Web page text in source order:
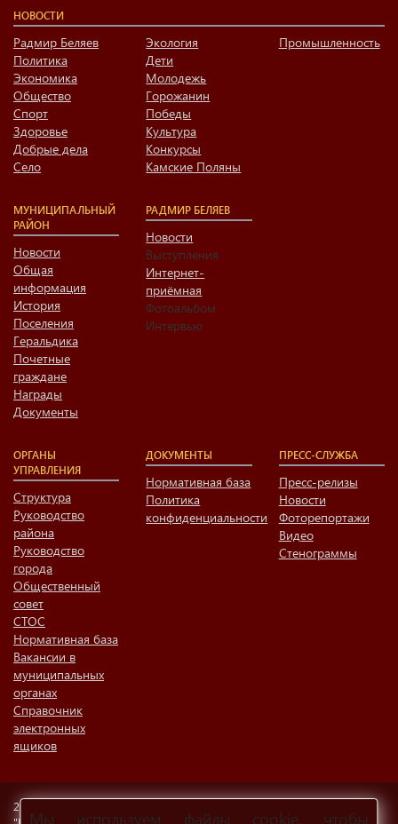
НОВОСТИ
Радмир Беляев
Политика
Экономика
Общество
Спорт
Здоровье
Добрые дела
Село
Экология
Дети
Молодежь
Горожанин
Победы
Культура
Конкурсы
Камские Поляны
Промышленность
МУНИЦИПАЛЬНЫЙ
РАЙОН
Новости
Общая
информация
История
Поселения
Геральдика
Почетные
граждане
Награды
Документы
РАДМИР БЕЛЯЕВ
Новости
Выступления
Интернет-
приёмная
Фотоальбом
Интервью
ОРГАНЫ
УПРАВЛЕНИЯ
Структура
Руководство
района
Руководство
города
Общественный
совет
СТОС
Нормативная база
Вакансии в
муниципальных
органах
Справочник
электронных
ящиков
ДОКУМЕНТЫ
Нормативная база
Политика
конфиденциальности
ПРЕСС-СЛУЖБА
Пресс-релизы
Новости
Фоторепортажи
Видео
Стенограммы
2026 ОФИЦИАЛЬНЫЙ САЙТ МУНИЦИПАЛЬНОГО ОБРАЗОВАНИЯ
Мы используем файлы cookie, чтобы